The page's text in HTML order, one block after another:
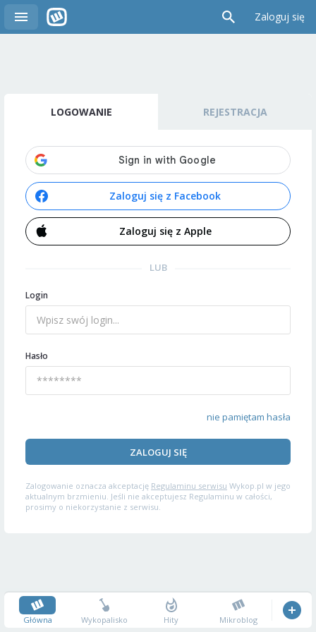
Zaloguj się
LOGOWANIE REJESTRACJA
Zaloguj się z Facebook
Zaloguj się z Apple
LUB
Login
Hasło
nie pamiętam hasła
ZALOGUJ SIĘ
Zalogowanie oznacza akceptację Regulaminu serwisu Wykop.pl w jego
aktualnym brzmieniu. Jeśli nie akceptujesz Regulaminu w całości,
prosimy o niekorzystanie z serwisu.
Główna Wykopalisko Hity Mikroblog